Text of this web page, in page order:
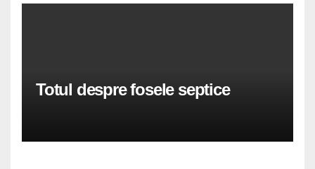
Totul despre fosele septice